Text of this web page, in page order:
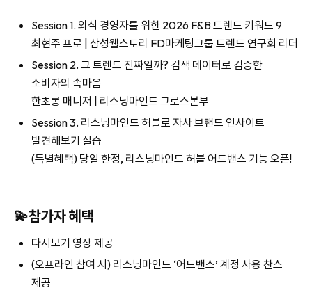
Session 1. 외식 경영자를 위한 2026 F&B 트렌드 키워드 9
최현주 프로 | 삼성웰스토리 FD마케팅그룹 트렌드 연구회 리더
Session 2. 그 트렌드 진짜일까? 검색 데이터로 검증한
소비자의 속마음
한초롱 매니저 | 리스닝마인드 그로스본부
Session 3. 리스닝마인드 허블로 자사 브랜드 인사이트
발견해보기 실습
(특별혜택) 당일 한정, 리스닝마인드 허블 어드밴스 기능 오픈!
💫참가자 혜택
다시보기 영상 제공
(오프라인 참여 시) 리스닝마인드 ‘어드밴스’ 계정 사용 찬스
제공